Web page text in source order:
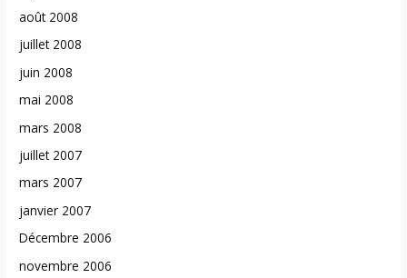
août 2008
juillet 2008
juin 2008
mai 2008
mars 2008
juillet 2007
mars 2007
janvier 2007
Décembre 2006
novembre 2006